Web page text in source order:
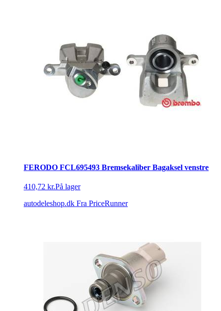
FERODO FCL695493 Bremsekaliber Bagaksel venstre
410,72 kr.På lager
autodeleshop.dk Fra PriceRunner